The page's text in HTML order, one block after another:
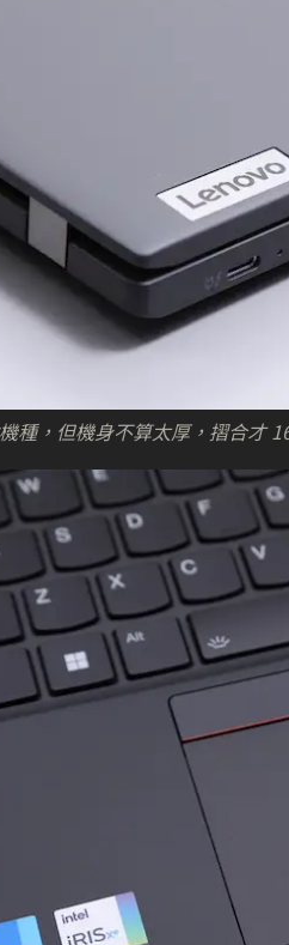
種，但機身不算太厚，摺合才